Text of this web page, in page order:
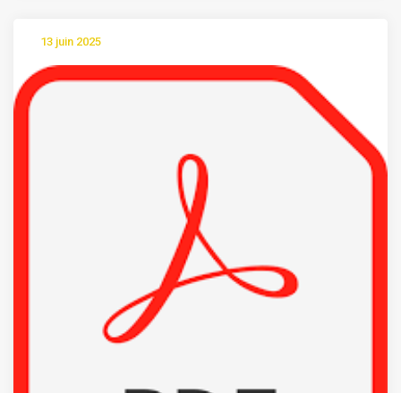
13 juin 2025